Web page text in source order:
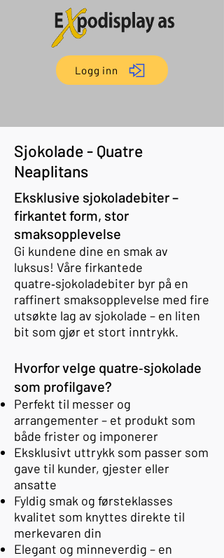
Logg inn
Sjokolade - Quatre
Neaplitans
Eksklusive sjokoladebiter –
firkantet form, stor
smaksopplevelse
Gi kundene dine en smak av
luksus! Våre firkantede
quatre‑sjokoladebiter byr på en
raffinert smaksopplevelse med fire
utsøkte lag av sjokolade – en liten
bit som gjør et stort inntrykk.
Hvorfor velge quatre‑sjokolade
som profilgave?
Perfekt til messer og
arrangementer – et produkt som
både frister og imponerer
Eksklusivt uttrykk som passer som
gave til kunder, gjester eller
ansatte
Fyldig smak og førsteklasses
kvalitet som knyttes direkte til
merkevaren din
Elegant og minneverdig – en